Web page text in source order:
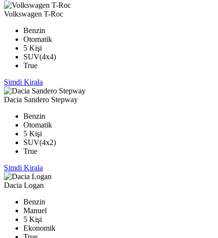
Volkswagen T-Roc
Benzin
Otomatik
5 Kişi
SUV(4x4)
True
Şimdi Kirala
Dacia Sandero Stepway
Benzin
Otomatik
5 Kişi
SUV(4x2)
True
Şimdi Kirala
Dacia Logan
Benzin
Manuel
5 Kişi
Ekonomik